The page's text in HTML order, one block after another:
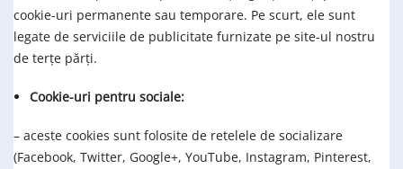
cookie-uri permanente sau temporare. Pe scurt, ele sunt
legate de serviciile de publicitate furnizate pe site-ul nostru
de terţe părţi.
Cookie-uri pentru sociale:
– aceste cookies sunt folosite de retelele de socializare
(Facebook, Twitter, Google+, YouTube, Instagram, Pinterest,